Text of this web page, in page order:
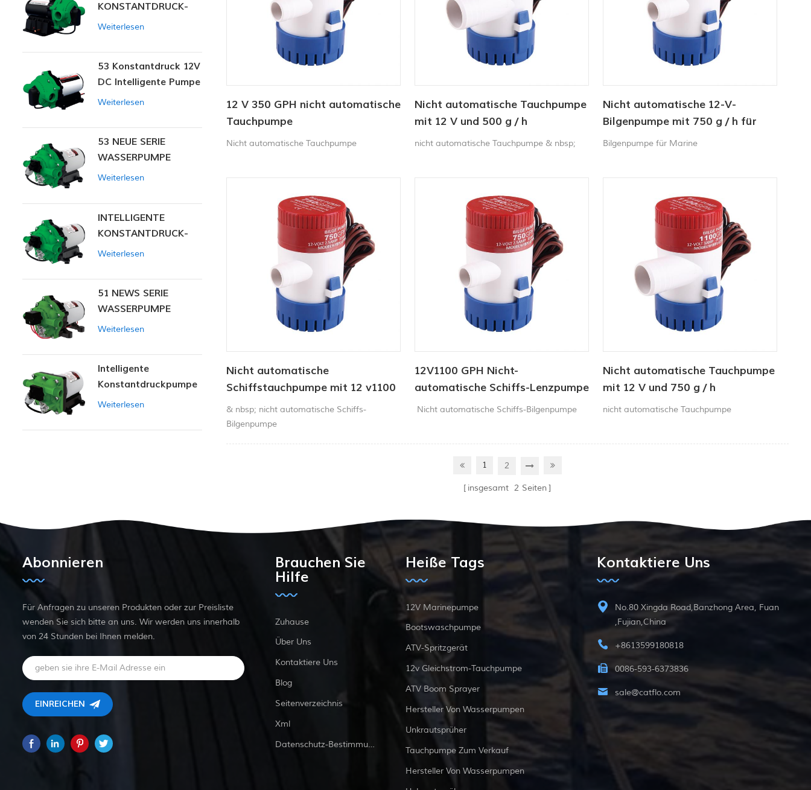
12 V 350 GPH nicht automatische
Tauchpumpe
Nicht automatische Tauchpumpe
Nicht automatische Tauchpumpe
mit 12 V und 500 g / h
nicht automatische Tauchpumpe & nbsp;
Nicht automatische 12-V-
Bilgenpumpe mit 750 g / h für
Schiffe
Bilgenpumpe für Marine
Nicht automatische
Schiffstauchpumpe mit 12 v1100
gph
& nbsp; nicht automatische Schiffs-
Bilgenpumpe
12V1100 GPH Nicht-
automatische Schiffs-Lenzpumpe
Nicht automatische Schiffs-Bilgenpumpe
Nicht automatische Tauchpumpe
mit 12 V und 750 g / h
nicht automatische Tauchpumpe
1 2
insgesamt 2 Seiten
KONSTANTDRUCK-
INTELLIGENTE PUMPE
Weiterlesen
53 Konstantdruck 12V
DC Intelligente Pumpe
Weiterlesen
53 NEUE SERIE
WASSERPUMPE
Weiterlesen
INTELLIGENTE
KONSTANTDRUCK-
MEMBRANPUMPE
Weiterlesen
51 NEWS SERIE
WASSERPUMPE
Weiterlesen
Intelligente
Konstantdruckpumpe
der Serie ZN-42
Weiterlesen
Abonnieren
Für Anfragen zu unseren Produkten oder zur Preisliste
wenden Sie sich bitte an uns. Wir werden uns innerhalb
von 24 Stunden bei Ihnen melden.
Brauchen Sie
Hilfe
Zuhause
Über Uns
Kontaktiere Uns
Blog
Seitenverzeichnis
Xml
Datenschutz-Bestimmungen
Heiße Tags
12V Marinepumpe
Bootswaschpumpe
ATV-Spritzgerät
12v Gleichstrom-Tauchpumpe
ATV Boom Sprayer
Hersteller Von Wasserpumpen
Unkrautsprüher
Tauchpumpe Zum Verkauf
Hersteller Von Wasserpumpen
Kontaktiere Uns
No.80 Xingda Road,Banzhong Area, Fuan
,Fujian,China
+8613599180818
0086-593-6373836
sale@catflo.com